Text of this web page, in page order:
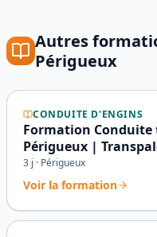
Autres
Périgueux
CONDUITE D'ENGINS
Formation Conduite
Périgueux |
3 j · Périgueux
Voir la formation